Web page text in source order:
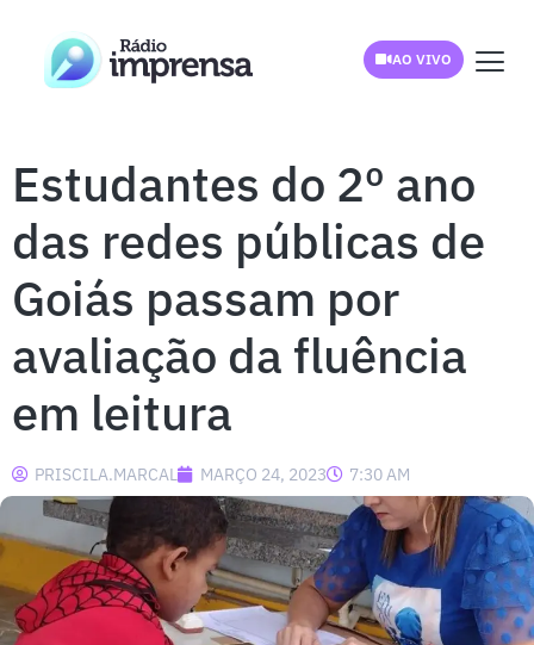
AO VIVO
Estudantes do 2º ano
das redes públicas de
Goiás passam por
avaliação da fluência
em leitura
PRISCILA.MARCAL MARÇO 24, 2023 7:30 AM